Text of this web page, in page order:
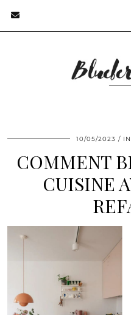
10/05/2023
COMMENT
CUISINE